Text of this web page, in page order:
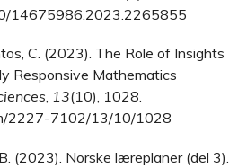
14675986.2023.2265855
C. (2023). The Role of Insights
Responsive Mathematics
, 13(10), 1028.
2227-7102/13/10/1028
(2023). Norske læreplaner (del 3).